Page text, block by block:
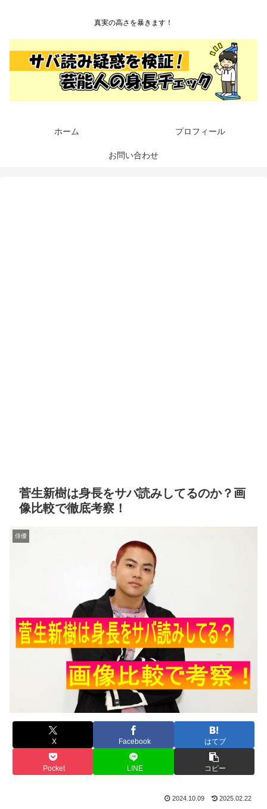
真実の高さを暴きます！
ホーム プロフィール
お問い合わせ
菅生新樹は身長をサバ読みしてるのか？画
像比較で徹底考察！
俳優
X Facebook はてブ
Pocket LINE コピー
2024.10.09 2025.02.22